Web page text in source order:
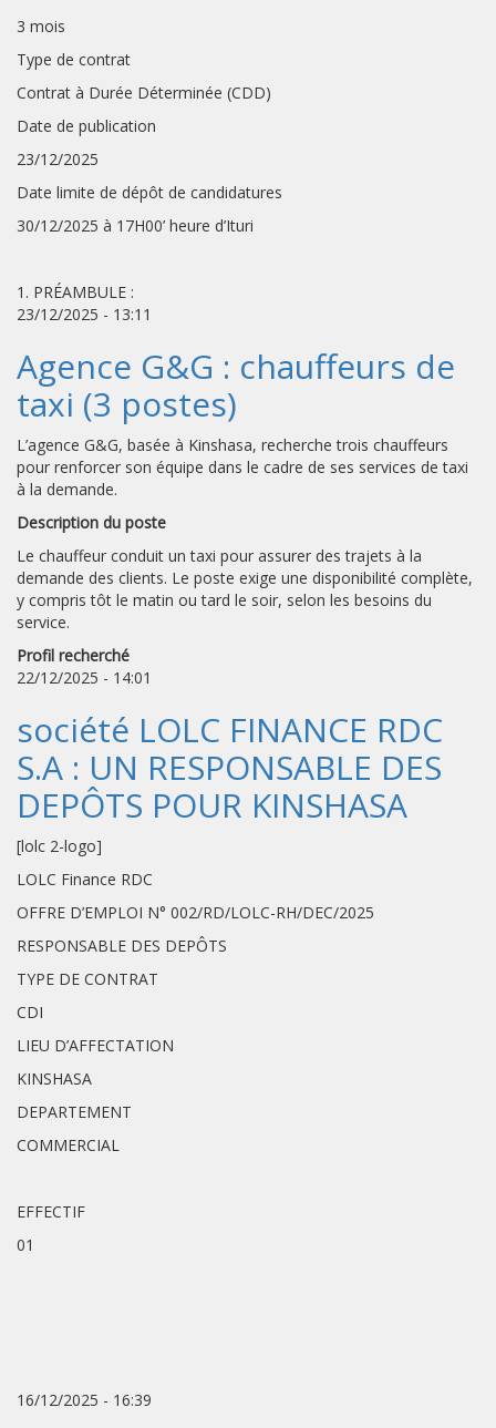
3 mois
Type de contrat
Contrat à Durée Déterminée (CDD)
Date de publication
23/12/2025
Date limite de dépôt de candidatures
30/12/2025 à 17H00’ heure d’Ituri
1. PRÉAMBULE :
23/12/2025 - 13:11
Agence G&G : chauffeurs de
taxi (3 postes)
L’agence G&G, basée à Kinshasa, recherche trois chauffeurs
pour renforcer son équipe dans le cadre de ses services de taxi
à la demande.
Description du poste
Le chauffeur conduit un taxi pour assurer des trajets à la
demande des clients. Le poste exige une disponibilité complète,
y compris tôt le matin ou tard le soir, selon les besoins du
service.
Profil recherché
22/12/2025 - 14:01
société LOLC FINANCE RDC
S.A : UN RESPONSABLE DES
DEPÔTS POUR KINSHASA
[lolc 2-logo]
LOLC Finance RDC
OFFRE D’EMPLOI N° 002/RD/LOLC-RH/DEC/2025
RESPONSABLE DES DEPÔTS
TYPE DE CONTRAT
CDI
LIEU D’AFFECTATION
KINSHASA
DEPARTEMENT
COMMERCIAL
EFFECTIF
01
16/12/2025 - 16:39